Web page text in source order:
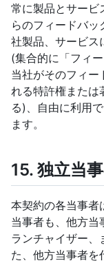
常に製品とサービ
らのフィードバ
社製品、サービス
(集合的に「フィ
当社がそのフィー
れる特許権または
る)、自由に利用
ます。
15. 独立当
本契約の各当事者
当事者も、他方当
ランチャイザー、
た、他方当事者を